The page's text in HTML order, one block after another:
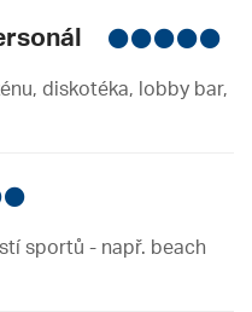
diskotéka, lobby bar,
sportů - např. beach